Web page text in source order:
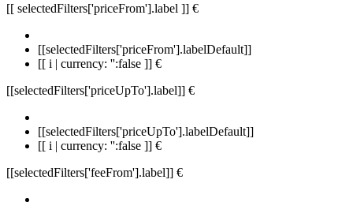
[[ selectedFilters['priceFrom'].label ]] €
[[selectedFilters['priceFrom'].labelDefault]]
[[ i | currency: '':false ]] €
[[selectedFilters['priceUpTo'].label]] €
[[selectedFilters['priceUpTo'].labelDefault]]
[[ i | currency: '':false ]] €
[[selectedFilters['feeFrom'].label]] €